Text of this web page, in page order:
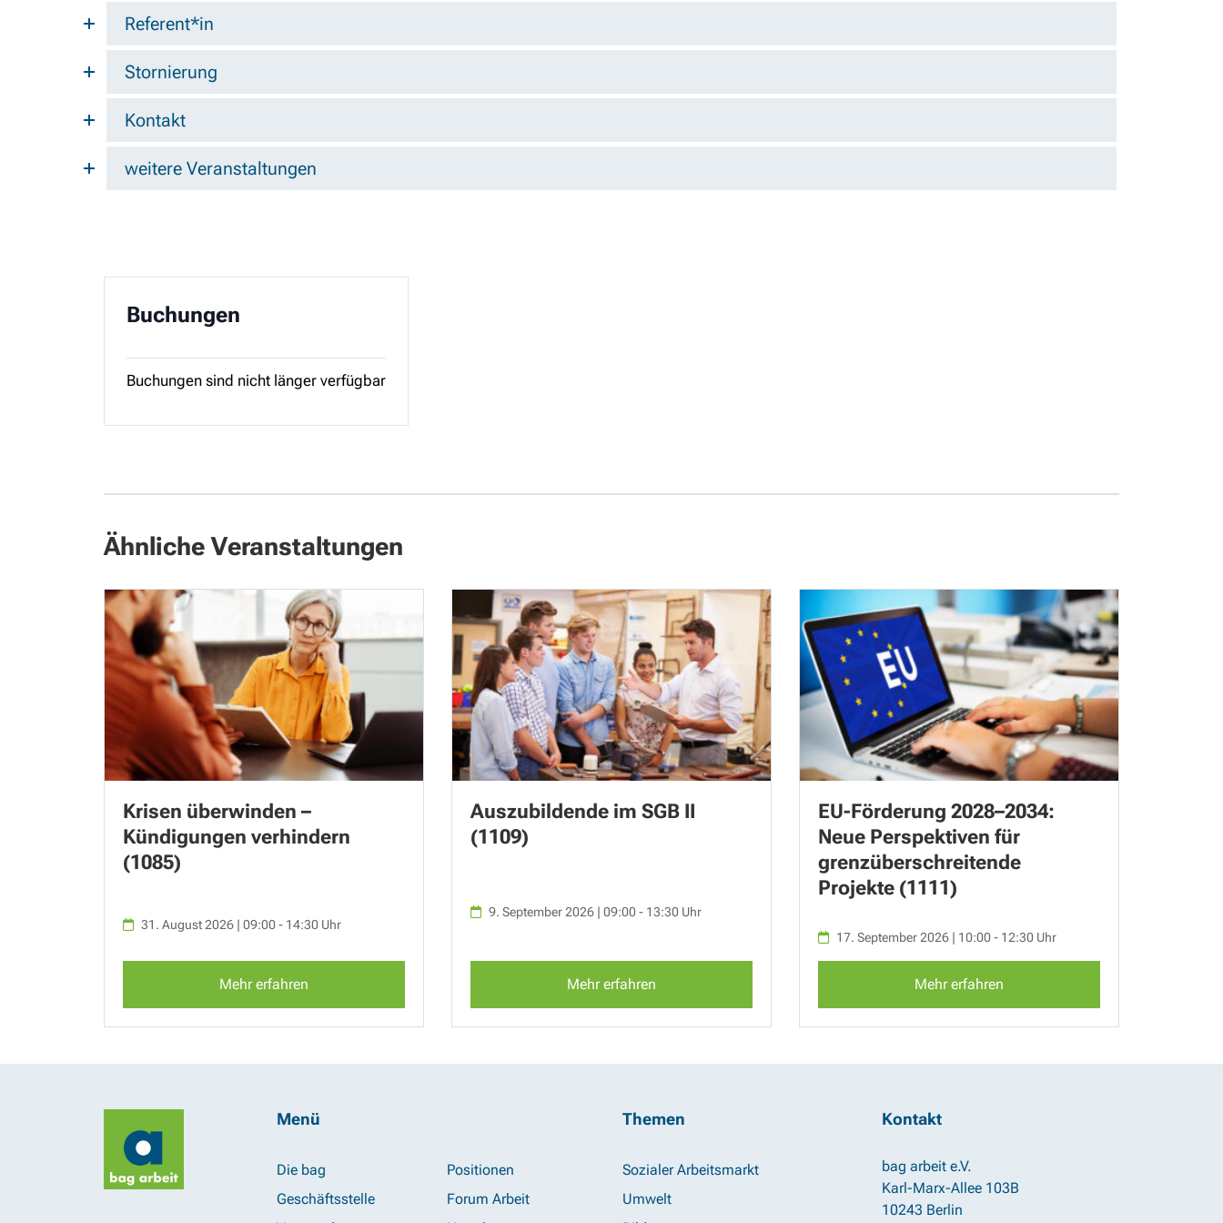
Referent*in
Stornierung
Kontakt
weitere Veranstaltungen
Buchungen
Buchungen sind nicht länger verfügbar
Ähnliche Veranstaltungen
Krisen überwinden –
Kündigungen verhindern
(1085)
31. August 2026 | 09:00 - 14:30 Uhr
Mehr erfahren
Auszubildende im SGB II
(1109)
9. September 2026 | 09:00 - 13:30 Uhr
Mehr erfahren
EU-Förderung 2028–2034:
Neue Perspektiven für
grenzüberschreitende
Projekte (1111)
17. September 2026 | 10:00 - 12:30 Uhr
Mehr erfahren
Menü
Die bag
Geschäftsstelle
Positionen
Forum Arbeit
Themen
Sozialer Arbeitsmarkt
Umwelt
Kontakt
bag arbeit e.V.
Karl-Marx-Allee 103B
10243 Berlin